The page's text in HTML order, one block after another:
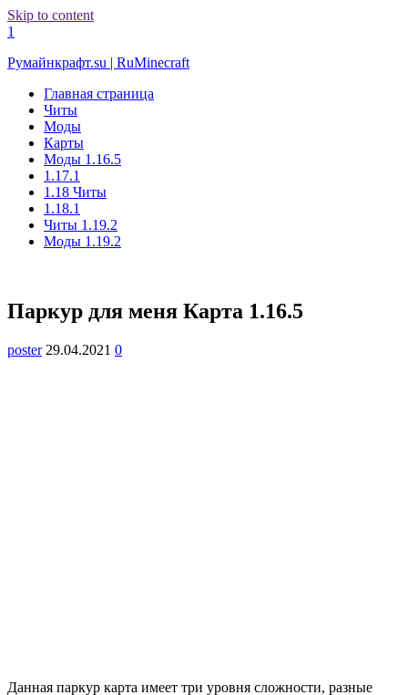
Skip to content
1
Румайнкрафт.su | RuMinecraft
Главная страница
Читы
Моды
Карты
Моды 1.16.5
1.17.1
1.18 Читы
1.18.1
Читы 1.19.2
Моды 1.19.2
Паркур для меня Карта 1.16.5
poster 29.04.2021 0
Данная паркур карта имеет три уровня сложности, разные